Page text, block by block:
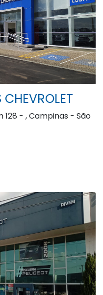
128 - , Campinas - São